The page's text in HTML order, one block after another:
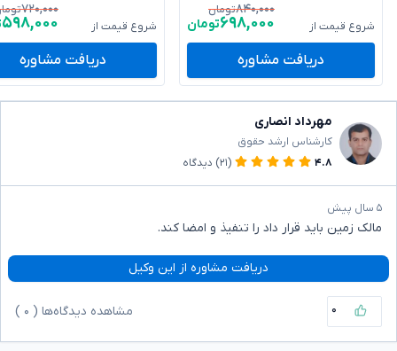
شروع قیمت از
۸۴۰,۰۰۰تومان
۶۹۸,۰۰۰تومان
دریافت مشاوره
شروع قیمت از
۷۲۰,۰۰۰
۵۹۸,۰۰۰
دریافت مشاوره
مهرداد انصاری
کارشناس ارشد حقوق
۴.۸
(۲۱) دیدگاه
۵ سال پیش
مالک زمین باید قرار داد را تنفیذ و امضا کند.
دریافت مشاوره از این وکیل
۰ مشاهده دیدگاه‌ها ( ۰